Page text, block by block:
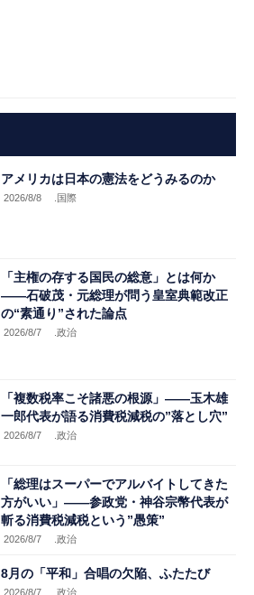
アメリカは日本の憲法をどうみるのか
2026/8/8 .国際
「主権の存する国民の総意」とは何か
――石破茂・元総理が問う皇室典範改正
の“素通り”された論点
2026/8/7 .政治
「複数税率こそ諸悪の根源」――玉木雄
一郎代表が語る消費税減税の”落とし穴”
2026/8/7 .政治
「総理はスーパーでアルバイトしてきた
方がいい」――参政党・神谷宗幣代表が
斬る消費税減税という”愚策”
2026/8/7 .政治
8月の「平和」合唱の欠陥、ふたたび
2026/8/7 .政治